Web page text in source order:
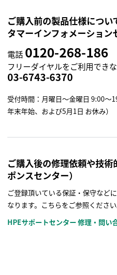
ご購入前の製品仕様につ
タマーインフォメーション
電話 0120-268-186
フリーダイヤルをご利用でき
03-6743-6370
受付時間：月曜日～金曜日 9:00～
年末年始、および5月1日 お休み）
ご購入後の修理依頼や技
ポンスセンター）
ご登録頂いている保証・保守など
なります。こちらをご参照ください
HPEサポートセンター 修理・問い